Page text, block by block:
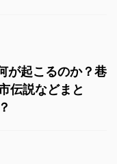
が起こるのか？巷
伝説などまと